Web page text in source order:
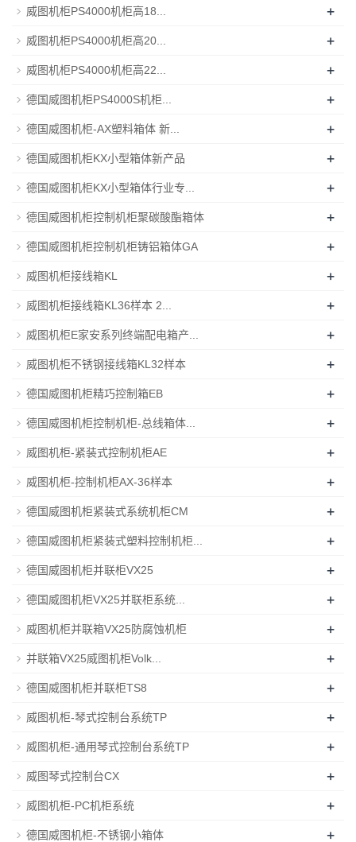
威图机柜PS4000机柜高18... +
威图机柜PS4000机柜高20... +
威图机柜PS4000机柜高22... +
德国威图机柜PS4000S机柜... +
德国威图机柜-AX塑料箱体 新... +
德国威图机柜KX小型箱体新产品 +
德国威图机柜KX小型箱体行业专... +
德国威图机柜控制机柜聚碳酸酯箱体 +
德国威图机柜控制机柜铸铝箱体GA +
威图机柜接线箱KL +
威图机柜接线箱KL36样本 2... +
威图机柜E家安系列终端配电箱产... +
威图机柜不锈钢接线箱KL32样本 +
德国威图机柜精巧控制箱EB +
德国威图机柜控制机柜-总线箱体... +
威图机柜-紧装式控制机柜AE +
威图机柜-控制机柜AX-36样本 +
德国威图机柜紧装式系统机柜CM +
德国威图机柜紧装式塑料控制机柜... +
德国威图机柜并联柜VX25 +
德国威图机柜VX25并联柜系统... +
威图机柜并联箱VX25防腐蚀机柜 +
并联箱VX25威图机柜Volk... +
德国威图机柜并联柜TS8 +
威图机柜-琴式控制台系统TP +
威图机柜-通用琴式控制台系统TP +
威图琴式控制台CX +
威图机柜-PC机柜系统 +
德国威图机柜-不锈钢小箱体 +